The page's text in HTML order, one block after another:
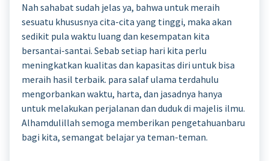
Nah sahabat sudah jelas ya, bahwa untuk meraih
sesuatu khususnya cita-cita yang tinggi, maka akan
sedikit pula waktu luang dan kesempatan kita
bersantai-santai. Sebab setiap hari kita perlu
meningkatkan kualitas dan kapasitas diri untuk bisa
meraih hasil terbaik. para salaf ulama terdahulu
mengorbankan waktu, harta, dan jasadnya hanya
untuk melakukan perjalanan dan duduk di majelis ilmu.
Alhamdulillah semoga memberikan pengetahuanbaru
bagi kita, semangat belajar ya teman-teman.